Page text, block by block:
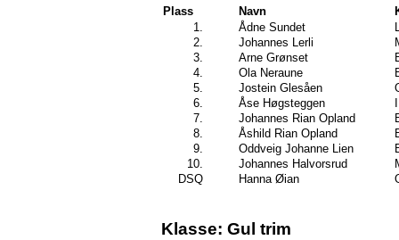
Plass Navn
1.
Ådne Sundet
2.
Johannes Lerli
3.
Arne Grønset
4.
Ola Neraune
5.
Jostein Glesåen
6.
Åse Høgsteggen
7.
Johannes Rian Opland
8.
Åshild Rian Opland
9.
Oddveig Johanne Lien
10.
Johannes Halvorsrud
DSQ
Hanna Øian
Klasse: Gul trim